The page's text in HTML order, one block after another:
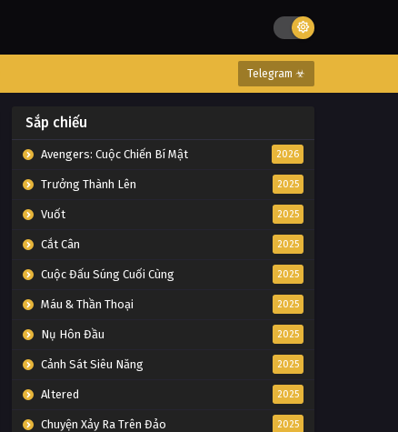
Telegram ☣
Sắp chiếu
Avengers: Cuộc Chiến Bí Mật 2026
Trưởng Thành Lên 2025
Vuốt 2025
Cắt Cân 2025
Cuộc Đấu Súng Cuối Cùng 2025
Máu & Thần Thoại 2025
Nụ Hôn Đầu 2025
Cảnh Sát Siêu Năng 2025
Altered 2025
Chuyện Xảy Ra Trên Đảo 2025